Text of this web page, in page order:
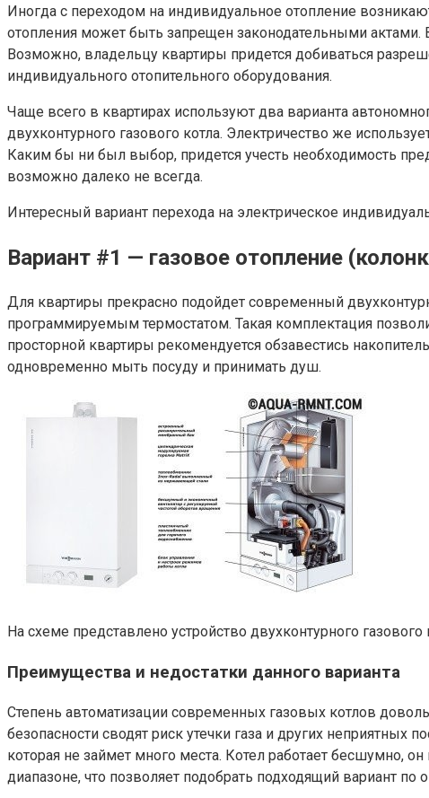
Иногда с переходом на индивидуальное отопление
отопления может быть запрещен законодательными актами.
Возможно, владельцу квартиры придется добиваться
индивидуального отопительного оборудования.
Чаще всего в квартирах используют два варианта
двухконтурного газового котла. Электричество же
Каким бы ни был выбор, придется учесть необходимость
возможно далеко не всегда.
Интересный вариант перехода на электрическое
Вариант #1 — газовое отопление
Для квартиры прекрасно подойдет современный
программируемым термостатом. Такая комплектация
просторной квартиры рекомендуется обзавестись
одновременно мыть посуду и принимать душ.
На схеме представлено устройство двухконтурного
Преимущества и недостатки данного варианта
Степень автоматизации современных газовых котлов
безопасности сводят риск утечки газа и других
которая не займет много места. Котел работает бесшумно,
диапазоне, что позволяет подобрать подходящий вариант по